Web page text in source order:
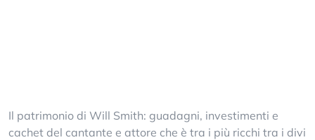
Il patrimonio di Will Smith: guadagni, investimenti e
cachet del cantante e attore che è tra i più ricchi tra i divi